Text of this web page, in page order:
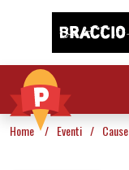
Vai al contenuto
Home / Eventi / Cause